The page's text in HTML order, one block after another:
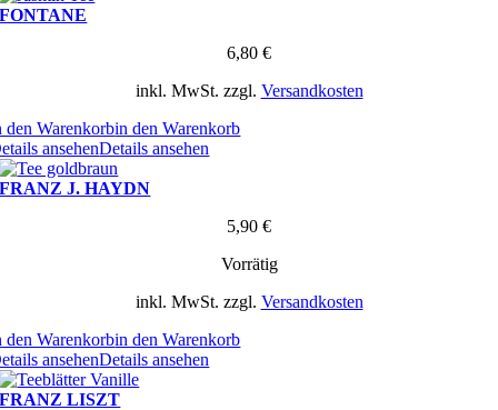
FONTANE
6,80 €
inkl. MwSt. zzgl. Versandkosten
den Warenkorbin den Warenkorb
ansehenDetails ansehen
FRANZ J. HAYDN
5,90 €
Vorrätig
inkl. MwSt. zzgl. Versandkosten
den Warenkorbin den Warenkorb
ansehenDetails ansehen
FRANZ LISZT